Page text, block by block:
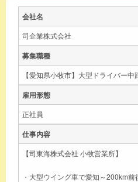
会社名
司企業株式会社
募集職種
【愛知県小牧市】大型ドライバー
雇用形態
正社員
仕事内容
【司東海株式会社 小牧営業所】
・大型ウイング車で愛知～200km